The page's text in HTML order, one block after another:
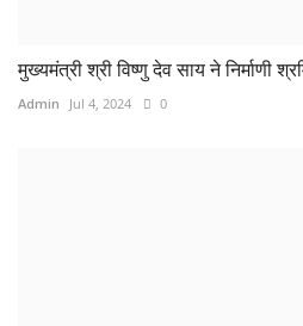
मुख्यमंत्री श्री विष्णु देव साय ने निर्माणी
Admin Jul 4, 2024 0